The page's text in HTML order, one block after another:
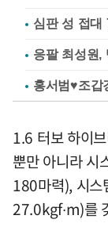
심판 성 접
응팔 최성원
홍서범♥조갑
1.6 터보 하이
뿐만 아니라 시
180마력), 시
27.0kgf∙m)를